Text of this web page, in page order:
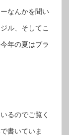
なんかを聞い
ル、そしてこ
年の夏はブラ
るのでご覧く
書いていま